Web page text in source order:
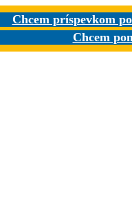
Chcem príspevkom
Chcem